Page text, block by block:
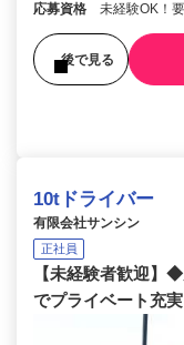
応募資格 未経験OK！
後で見る
10tドライバー
有限会社サンシン
正社員
【未経験者歓迎】
でプライベート充